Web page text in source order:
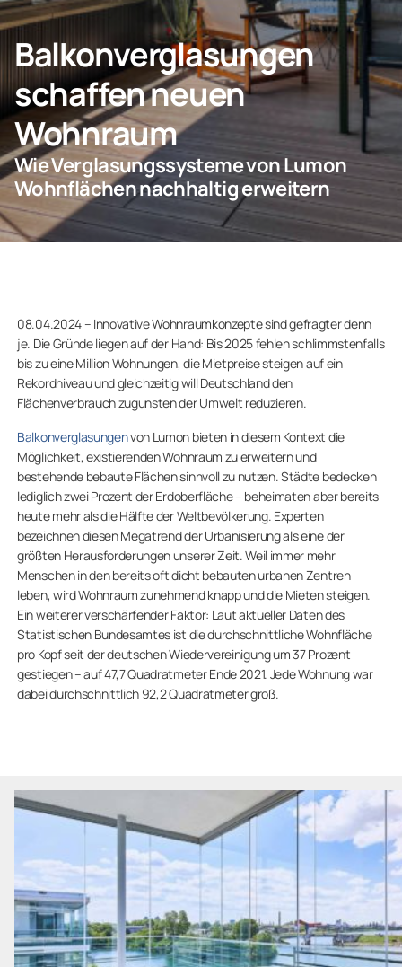
Privatkunden
Geschäftskunden
Balkonverglasungen
schaffen neuen
Wohnraum
Wie Verglasungssysteme von Lumon
Wohnflächen nachhaltig erweitern
08.04.2024 – Innovative Wohnraumkonzepte sind gefragter denn
je. Die Gründe liegen auf der Hand: Bis 2025 fehlen schlimmstenfalls
bis zu eine Million Wohnungen, die Mietpreise steigen auf ein
Rekordniveau und gleichzeitig will Deutschland den
Flächenverbrauch zugunsten der Umwelt reduzieren.
Balkonverglasungenvon Lumon bieten in diesem Kontext die
Möglichkeit, existierenden Wohnraum zu erweitern und
bestehende bebaute Flächen sinnvoll zu nutzen. Städte bedecken
lediglich zwei Prozent der Erdoberfläche – beheimaten aber bereits
heute mehr als die Hälfte der Weltbevölkerung. Experten
bezeichnen diesen Megatrend der Urbanisierung als eine der
größten Herausforderungen unserer Zeit. Weil immer mehr
Menschen in den bereits oft dicht bebauten urbanen Zentren
leben, wird Wohnraum zunehmend knapp und die Mieten steigen.
Ein weiterer verschärfender Faktor: Laut aktueller Daten des
Statistischen Bundesamtes ist die durchschnittliche Wohnfläche
pro Kopf seit der deutschen Wiedervereinigung um 37 Prozent
gestiegen – auf 47,7 Quadratmeter Ende 2021. Jede Wohnung war
dabei durchschnittlich 92,2 Quadratmeter groß.